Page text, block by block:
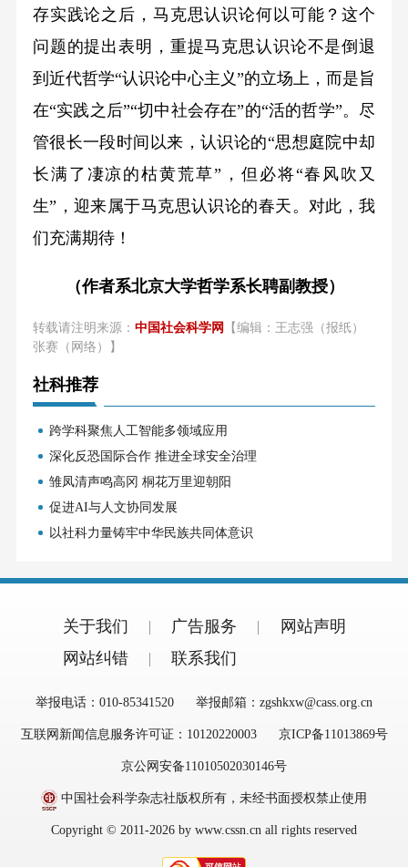
存实践论之后，马克思认识论何以可能？这个
问题的提出表明，重提马克思认识论不是倒退
到近代哲学“认识论中心主义”的立场上，而是旨
在“实践之后”“切中社会存在”的“活的哲学”。尽
管很长一段时间以来，认识论的“思想庭院中却
长满了凄凉的枯黄荒草”，但必将“春风吹又
生”，迎来属于马克思认识论的春天。对此，我
们充满期待！
（作者系北京大学哲学系长聘副教授）
转载请注明来源： 中国社会科学网
【编辑：王志强（报纸）
张赛（网络）】
社科推荐
跨学科聚焦人工智能多领域应用
深化反恐国际合作 推进全球安全治理
雏凤清声鸣高冈 桐花万里迎朝阳
促进AI与人文协同发展
以社科力量铸牢中华民族共同体意识
关于我们 广告服务
网站声明
网站纠错
联系我们
举报电话：010-85341520 举报邮箱：zgshkxw@cass.org.cn
互联网新闻信息服务许可证：10120220003 京ICP备11013869号
京公网安备11010502030146号
中国社会科学杂志社版权所有，未经书面授权禁止使用
Copyright © 2011-2026 by www.cssn.cn all rights reserved